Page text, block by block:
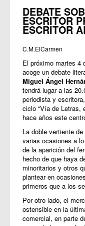
DEBATE
ESCRITOR
ESCRITOR
C.M.ElCarmen
El próximo martes 4
acoge un debate
Miguel Ángel
tendrá lugar a las
periodista y escritora,
ciclo “Vía de Letras,
hace años este
La doble vertiente
varias ocasiones a
de la aparición del
hecho de que haya
minoritarios y otros
plantear en
primeros que a los
Por otro lado, el
ostensible en la
comercial, en parte